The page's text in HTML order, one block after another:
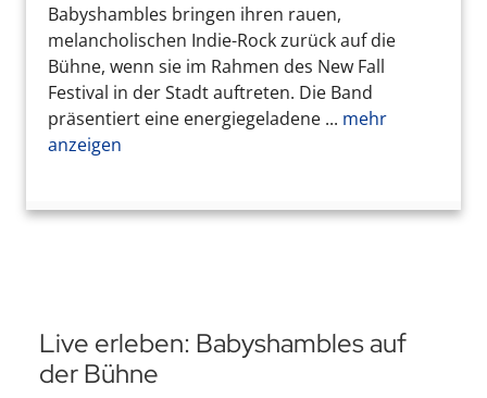
Babyshambles bringen ihren rauen,
melancholischen Indie-Rock zurück auf die
Bühne, wenn sie im Rahmen des New Fall
Festival in der Stadt auftreten. Die Band
präsentiert eine energiegeladene ... mehr
anzeigen
Live erleben: Babyshambles auf
der Bühne